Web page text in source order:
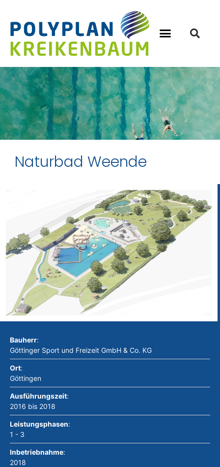
Naturbad Weende
Bauherr:
Göttinger Sport und Freizeit GmbH & Co. KG
Ort:
Göttingen
Ausführungszeit:
2016 bis 2018
Leistungsphasen:
1 - 3
Inbetriebnahme:
2018